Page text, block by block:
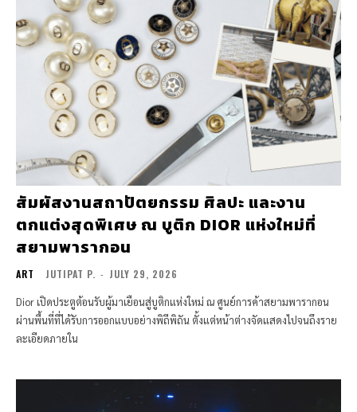
สัมผัสงานสถาปัตยกรรม ศิลปะ และงาน
ตกแต่งสุดพิเศษ ณ บูติก DIOR แห่งใหม่ที่
สยามพารากอน
ART JUTIPAT P. - JULY 29, 2026
Dior เปิดประตูต้อนรับผู้มาเยือนสู่บูติกแห่งใหม่ ณ ศูนย์การค้าสยามพารากอน
ผ่านพื้นที่ที่ได้รับการออกแบบอย่างพิถีพิถัน ตั้งแต่หน้าต่างจัดแสดงไปจนถึงราย
ละเอียดภายใน